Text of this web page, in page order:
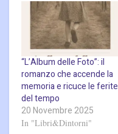
“L’Album delle Foto”: il
romanzo che accende la
memoria e ricuce le ferite
del tempo
20 Novembre 2025
In "Libri&Dintorni"